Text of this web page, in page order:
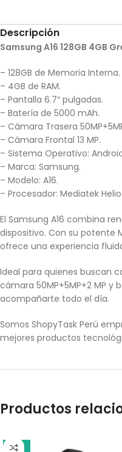
Descripción
Samsung A16 128GB 4GB
– 128GB de Memoria Interna.
– 4GB de RAM.
– Pantalla 6.7″ pulgadas.
– Batería de 5000 mAh.
– Cámara Trasera
– Cámara Frontal 13 MP.
– Sistema Operativo:
– Marca: Samsung.
– Modelo: A16.
– Procesador: Mediatek
El Samsung A16 combina
dispositivo. Con su potente
ofrece una experiencia
Ideal para quienes buscan
cámara 50MP+5MP+2 MP
acompañarte todo el día.
Somos ShopyTask Perú
mejores productos
Productos
-13%